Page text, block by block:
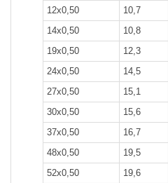
12x0,50
10,7
14x0,50
10,8
19x0,50
12,3
24x0,50
14,5
27x0,50
15,1
30x0,50
15,6
37x0,50
16,7
48x0,50
19,5
52x0,50
19,6